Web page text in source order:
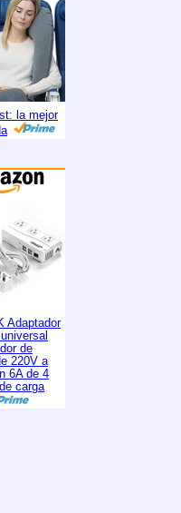
la mejor
Adaptador
de
220V a
6A de 4
carga